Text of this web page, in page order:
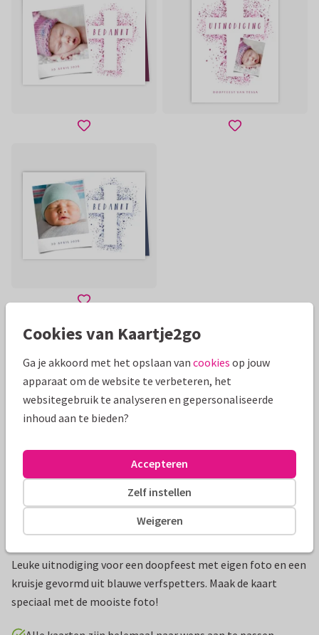
Productinformatie
Leuke uitnodiging voor een doopfeest met eigen foto en een
kruisje gevormd uit blauwe verfspetters. Maak de kaart
speciaal met de mooiste foto!
Cookies van Kaartje2go
Ga je akkoord met het opslaan van cookies op jouw
apparaat om de website te verbeteren, het
websitegebruik te analyseren en gepersonaliseerde
inhoud aan te bieden?
Weigeren
Zelf instellen
Accepteren